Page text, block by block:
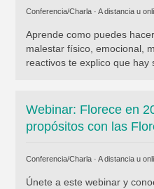
Conferencia/Charla · A distancia u
Aprende como puedes
malestar físico, emocional,
reactivos te explico que hay
Webinar: Florece en
propósitos con las
Conferencia/Charla · A distancia u
Únete a este webinar y